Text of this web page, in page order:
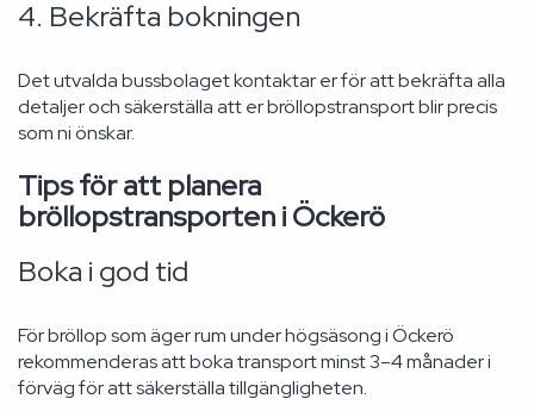
4. Bekräfta bokningen
Det utvalda bussbolaget kontaktar er för att bekräfta alla
detaljer och säkerställa att er bröllopstransport blir precis
som ni önskar.
Tips för att planera
bröllopstransporten i Öckerö
Boka i god tid
För bröllop som äger rum under högsäsong i Öckerö
rekommenderas att boka transport minst 3–4 månader i
förväg för att säkerställa tillgängligheten.